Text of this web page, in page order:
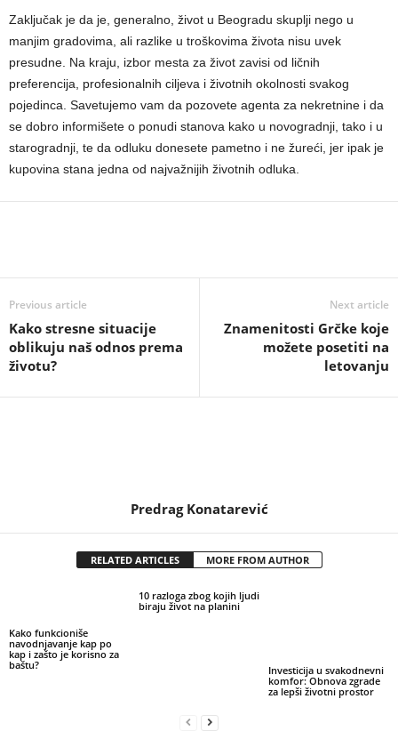
Zaključak je da je, generalno, život u Beogradu skuplji nego u
manjim gradovima, ali razlike u troškovima života nisu uvek
presudne. Na kraju, izbor mesta za život zavisi od ličnih
preferencija, profesionalnih ciljeva i životnih okolnosti svakog
pojedinca. Savetujemo vam da pozovete agenta za nekretnine i da
se dobro informišete o ponudi stanova kako u novogradnji, tako i u
starogradnji, te da odluku donesete pametno i ne žureći, jer ipak je
kupovina stana jedna od najvažnijih životnih odluka.
Previous article
Kako stresne situacije
oblikuju naš odnos prema
životu?
Next article
Znamenitosti Grčke koje
možete posetiti na
letovanju
Predrag Konatarević
RELATED ARTICLES MORE FROM AUTHOR
Kako funkcioniše
navodnjavanje kap po
kap i zašto je korisno za
baštu?
10 razloga zbog kojih ljudi
biraju život na planini
Investicija u svakodnevni
komfor: Obnova zgrade
za lepši životni prostor